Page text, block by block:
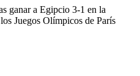
ganar a Egipcio 3-1 en la
Juegos Olímpicos de París